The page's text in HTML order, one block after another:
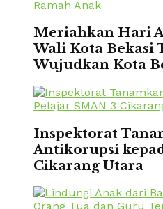
Meriahkan Hari
Wali Kota Bekasi
Wujudkan Kota
Inspektorat
Antikorupsi
Cikarang Utara